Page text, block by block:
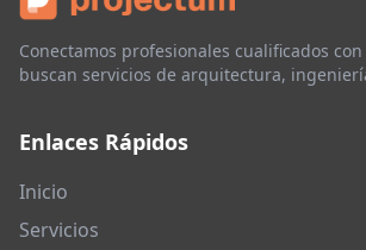
Conectamos profesionales cualificados
buscan servicios de arquitectura,
Enlaces Rápidos
Inicio
Servicios